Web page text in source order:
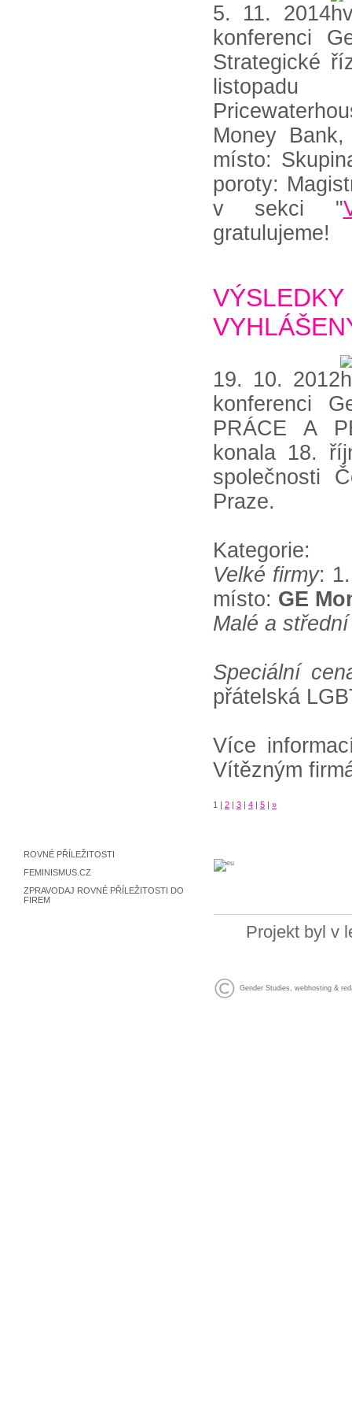
5. 11. 2014
konferenci
Strategické
Money
místo:
poroty:
v sekci "
gratulujeme!
19. 10. 2012
konferenci
PRÁCE A
konala 18.
společnosti
Praze.
Kategorie:
Velké firmy:
místo: GE
Malé a
Speciální
přátelská
Více
Vítězným
1 | 2 | 3 | 4 | 5 | »
ROVNÉ PŘÍLEŽITOSTI
FEMINISMUS.CZ
ZPRAVODAJ ROVNÉ PŘÍLEŽITOSTI DO
FIREM
Projekt byl v
Gender Studies webhosting &